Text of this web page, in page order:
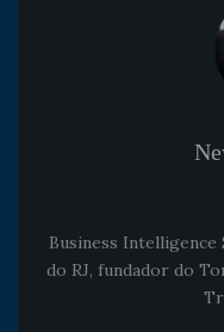
Business Intelligence
do RJ, fundador do